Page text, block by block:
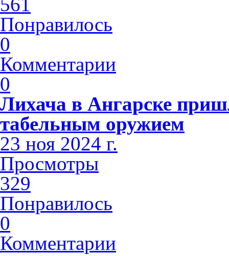
Понравилось
0
Комментарии
0
Лихача в Ангарске
табельным оружием
23 ноя 2024 г.
Просмотры
329
Понравилось
0
Комментарии